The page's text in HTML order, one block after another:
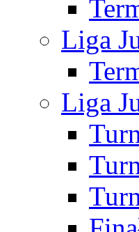
Liga
Liga